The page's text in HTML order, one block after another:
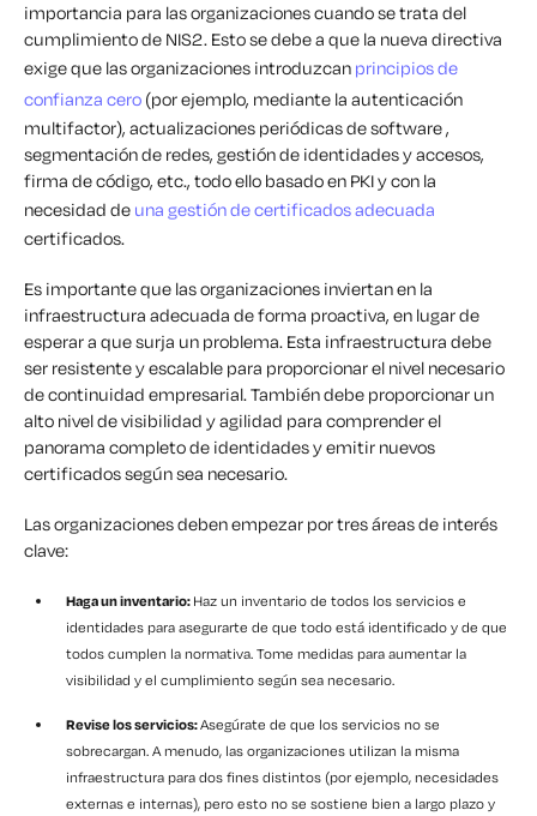
importancia para las organizaciones cuando se trata del
cumplimiento de NIS2. Esto se debe a que la nueva directiva
exige que las organizaciones introduzcan principios de
confianza cero (por ejemplo, mediante la autenticación
multifactor), actualizaciones periódicas de software ,
segmentación de redes, gestión de identidades y accesos,
firma de código, etc., todo ello basado en PKI y con la
necesidad de una gestión de certificados adecuada
certificados.
Es importante que las organizaciones inviertan en la
infraestructura adecuada de forma proactiva, en lugar de
esperar a que surja un problema. Esta infraestructura debe
ser resistente y escalable para proporcionar el nivel necesario
de continuidad empresarial. También debe proporcionar un
alto nivel de visibilidad y agilidad para comprender el
panorama completo de identidades y emitir nuevos
certificados según sea necesario.
Las organizaciones deben empezar por tres áreas de interés
clave:
Haga un inventario: Haz un inventario de todos los servicios e
identidades para asegurarte de que todo está identificado y de que
todos cumplen la normativa. Tome medidas para aumentar la
visibilidad y el cumplimiento según sea necesario.
Revise los servicios:Asegúrate de que los servicios no se
sobrecargan. A menudo, las organizaciones utilizan la misma
infraestructura para dos fines distintos (por ejemplo, necesidades
externas e internas), pero esto no se sostiene bien a largo plazo y